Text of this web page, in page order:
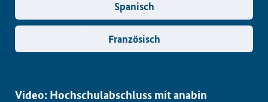
Spanisch
Französisch
Video: Hochschulabschluss mit anabin